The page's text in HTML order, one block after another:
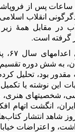
ساعات پس از
دگرگونی انقلاب
در مقابل همۀ
گرفته است.
به شش دوره
به محتویات این
شخصیتهای
انگشت
شاهد انتشار
و اعتراضات